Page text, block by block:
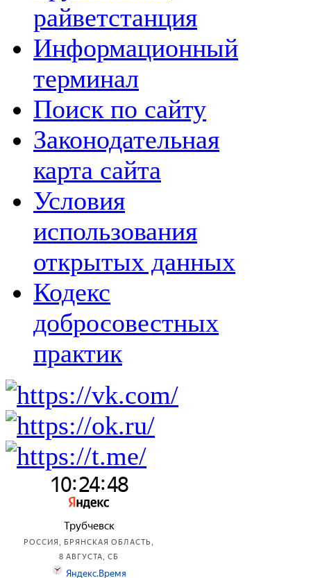
райветстанция
Информационный
терминал
Поиск по сайту
Законодательная
карта сайта
Условия
использования
открытых данных
Кодекс
добросовестных
практик